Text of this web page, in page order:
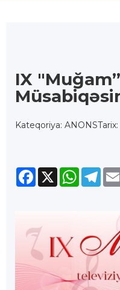
IX
Kateqoriya: ANONS
Facebook
X